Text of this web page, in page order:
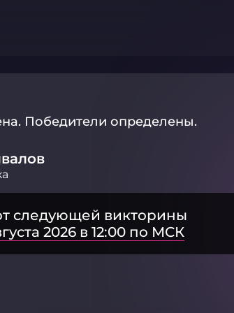
Победители определены.
следующей викторины
2026 в 12:00 по МСК